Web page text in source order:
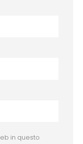
in questo